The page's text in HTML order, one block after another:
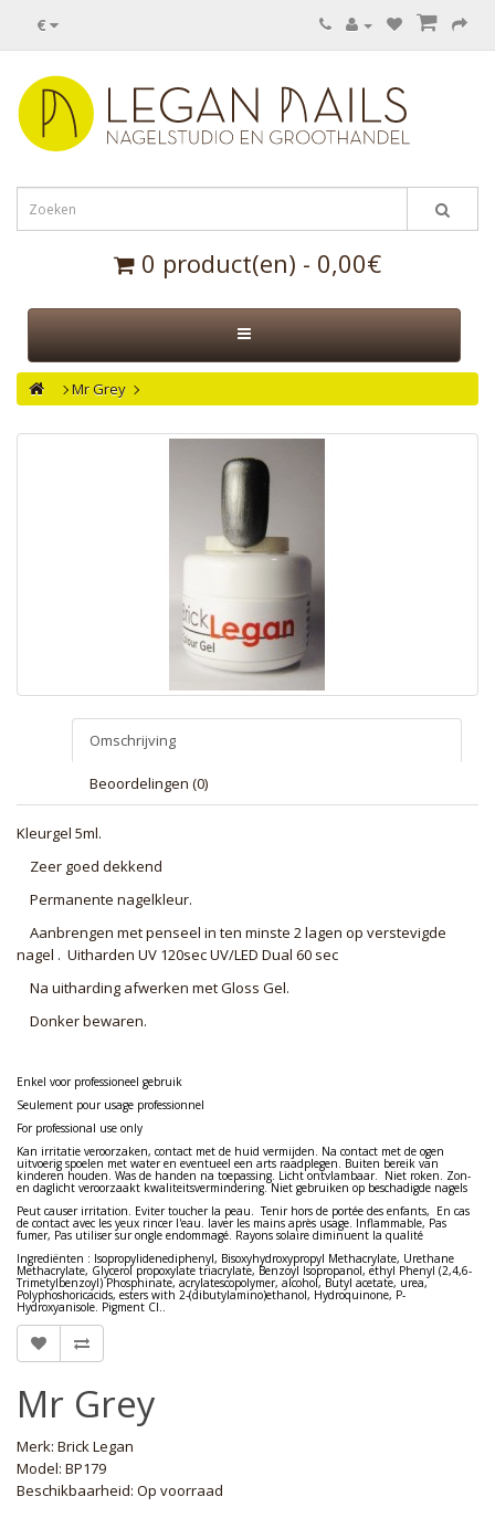
€
0 product(en) - 0,00€
Mr Grey
Omschrijving
Beoordelingen (0)
Kleurgel 5ml.
Zeer goed dekkend
Permanente nagelkleur.
Aanbrengen met penseel in ten minste 2 lagen op verstevigde
nagel . Uitharden UV 120sec UV/LED Dual 60 sec
Na uitharding afwerken met Gloss Gel.
Donker bewaren.
Enkel voor professioneel gebruik
Seulement pour usage professionnel
For professional use only
Kan irritatie veroorzaken, contact met de huid vermijden. Na contact met de ogen
uitvoerig spoelen met water en eventueel een arts raadplegen. Buiten bereik van
kinderen houden. Was de handen na toepassing. Licht ontvlambaar. Niet roken. Zon-
en daglicht veroorzaakt kwaliteitsvermindering. Niet gebruiken op beschadigde nagels
Peut causer irritation. Eviter toucher la peau. Tenir hors de portée des enfants, En cas
de contact avec les yeux rincer l'eau. laver les mains après usage. Inflammable, Pas
fumer, Pas utiliser sur ongle endommagé. Rayons solaire diminuent la qualité
Ingrediënten : Isopropylidenediphenyl, Bisoxyhydroxypropyl Methacrylate, Urethane
Methacrylate, Glycerol propoxylate triacrylate, Benzoyl Isopropanol, ethyl Phenyl (2,4,6-
Trimetylbenzoyl) Phosphinate, acrylatescopolymer, alcohol, Butyl acetate, urea,
Polyphoshoricacids, esters with 2-(dibutylamino)ethanol, Hydroquinone, P-
Hydroxyanisole. Pigment CI..
Mr Grey
Merk: Brick Legan
Model: BP179
Beschikbaarheid: Op voorraad